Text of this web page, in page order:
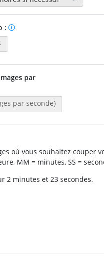
:
par
par seconde)
où vous souhaitez couper
MM = minutes, SS =
2 minutes et 23 secondes.